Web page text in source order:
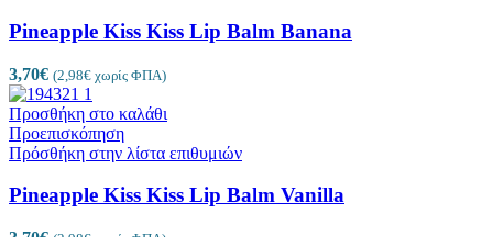
Pineapple Kiss Kiss Lip Balm Banana
3,70€ (2,98€ χωρίς ΦΠΑ)
Προσθήκη στο καλάθι
Προεπισκόπηση
Πρόσθήκη στην λίστα επιθυμιών
Pineapple Kiss Kiss Lip Balm Vanilla